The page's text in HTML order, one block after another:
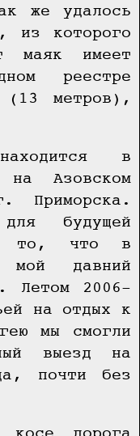
же удалось
из которого
маяк имеет
реестре
(13 метров),
в
на Азовском
будущей
то, что в
мой давний
Летом 2006-
на отдых к
мы смогли
выезд на
почти без